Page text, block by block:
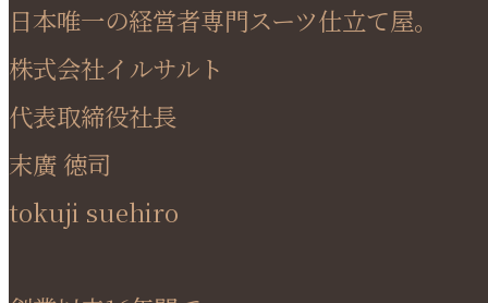
日本唯一の経営者専門スーツ仕立て屋。
株式会社イルサルト
代表取締役社長
末廣 徳司
tokuji suehiro